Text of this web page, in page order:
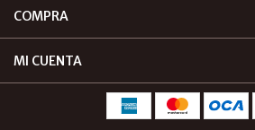
COMPRA
MI CUENTA